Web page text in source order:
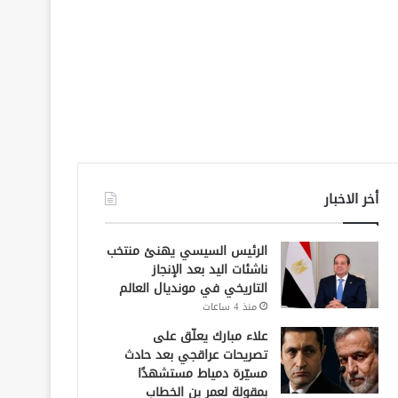
أخر الاخبار
الرئيس السيسي يهنئ منتخب
ناشئات اليد بعد الإنجاز
التاريخي في مونديال العالم
منذ 4 ساعات
علاء مبارك يعلّق على
تصريحات عراقجي بعد حادث
مسيّرة دمياط مستشهدًا
بمقولة لعمر بن الخطاب